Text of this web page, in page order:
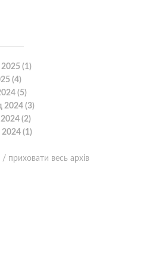
2025 (1)
(4)
(5)
2024 (3)
(2)
2024 (1)
/ приховати весь архів